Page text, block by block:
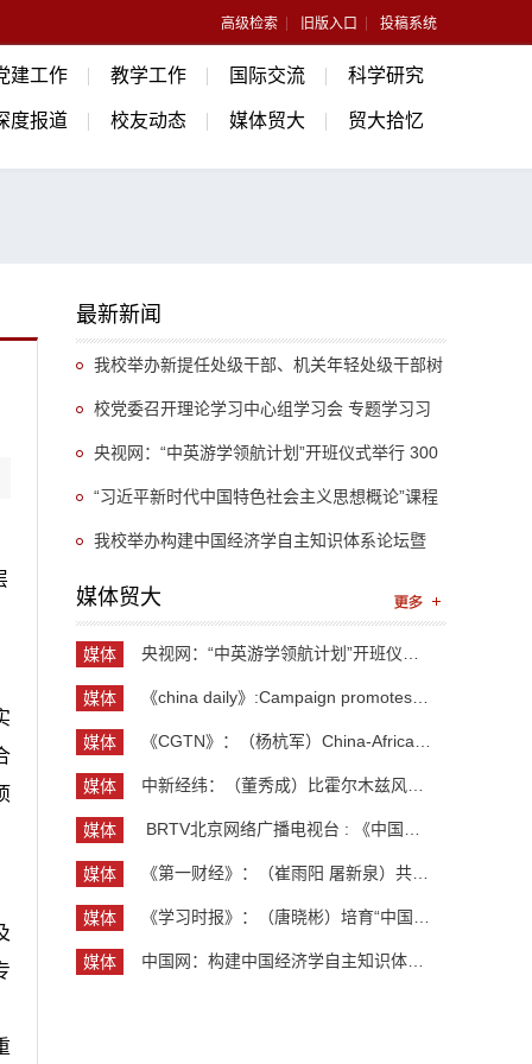
高级检索 旧版入口 投稿系统
建工作 教学工作 国际交流 科学研究
度报道 校友动态 媒体贸大 贸大拾忆
最新新闻
我校举办新提任处级干部、机关年轻处级干部树
立和践行正确政绩观专题培训班
校党委召开理论学习中心组学习会 专题学习习
近平总书记关于推动哲学社会科学高质量发展的重
要指示精神
央视网：“中英游学领航计划”开班仪式举行 300
余名英国学生开启“游学中国”旅程
“习近平新时代中国特色社会主义思想概论”课程
“UIBE新思想大讲堂”第九讲开讲
我校举办构建中国经济学自主知识体系论坛暨
《中国开放型经济学》教学研讨会
媒体贸大
媒体
媒体
媒体
媒体
媒体
媒体
媒体
媒体